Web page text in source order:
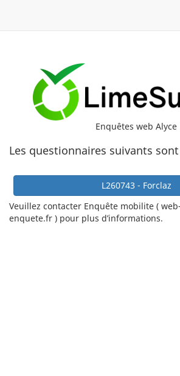
Enquêtes web Alyce
Les questionnaires suivants
L260743 - Forclaz
Veuillez contacter Enquête mobilite (
enquete.fr ) pour plus d’informations.